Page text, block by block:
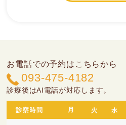
お電話での予約はこちらから
093-475-4182
診療後はAI電話が対応します。